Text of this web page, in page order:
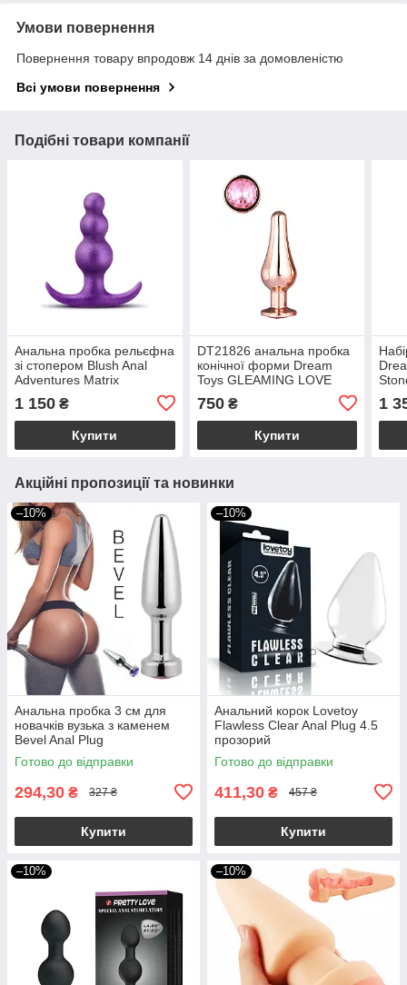
Умови повернення
Повернення товару впродовж 14 днів за домовленістю
Всі умови повернення
Подібні товари компанії
Анальна пробка рельєфна
зі стопером Blush Anal
Adventures Matrix
1 150 ₴
Купити
DT21826 анальна пробка
конічної форми Dream
Toys GLEAMING LOVE
ROSE GOLD PLEASURE
PLUG S
750₴
Купити
1
Акційні пропозиції та новинки
–10%
Анальна пробка 3 см для
новачків вузька з каменем
Bevel Anal Plug
Готово до відправки
294,30 ₴ 327 ₴
Купити
–10%
Анальний корок Lovetoy
Flawless Clear Anal Plug 4.5
прозорий
Готово до відправки
411,30 ₴ 457 ₴
Купити
–10% –10%